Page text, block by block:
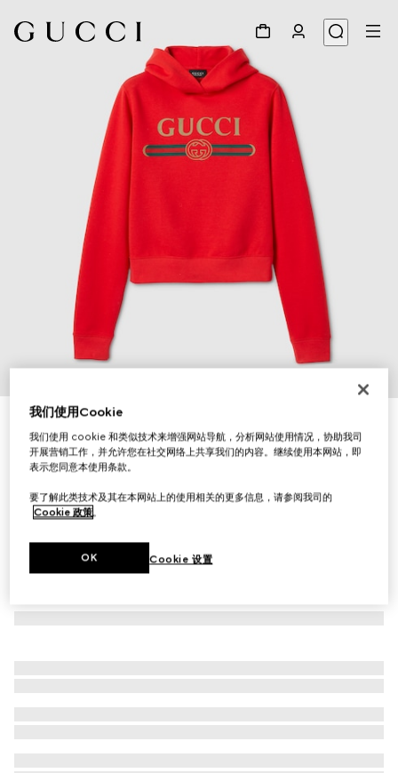
饰印花针织棉和山羊绒卫衣
€ 980
我们使用Cookie
我们使用 cookie 和类似技术来增强网站导航，分析网站使用情况，协助我司
开展营销工作，并允许您在社交网络上共享我们的内容。继续使用本网站，即
表示您同意本使用条款。
要了解此类技术及其在本网站上的使用相关的更多信息，请参阅我司的
Cookie 政策。
Cookie 设置
OK